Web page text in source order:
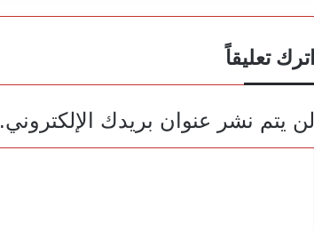
اترك تعليقاً
لن يتم نشر عنوان بريدك الإلكتروني.